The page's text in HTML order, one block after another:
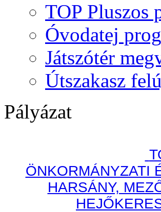
TOP Pluszos
Óvodatej
Játszótér
Útszakasz
Pályázat
ÖNKORMÁNYZATI
HARSÁNY,